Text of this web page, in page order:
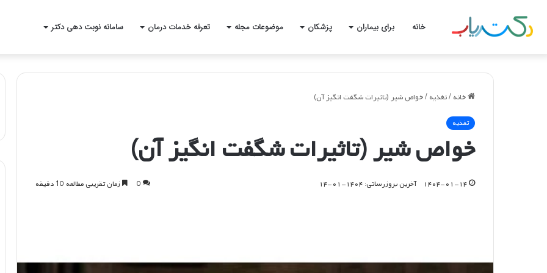
خانه برای بیماران پزشکان موضوعات مجله تعرفه خدمات درمان سامانه نوبت دهی دکتر
خانه /تغذیه /خواص شیر (تاثیرات شگفت انگیز آن)
تغذیه
خواص شیر (تاثیرات شگفت انگیز آن)
۱۴۰۴-۰۱-۱۴ آخرین بروزرسانی: ۱۴۰۴-۰۱-۱۴ 0 زمان تقریبی مطالعه 10 دقیقه